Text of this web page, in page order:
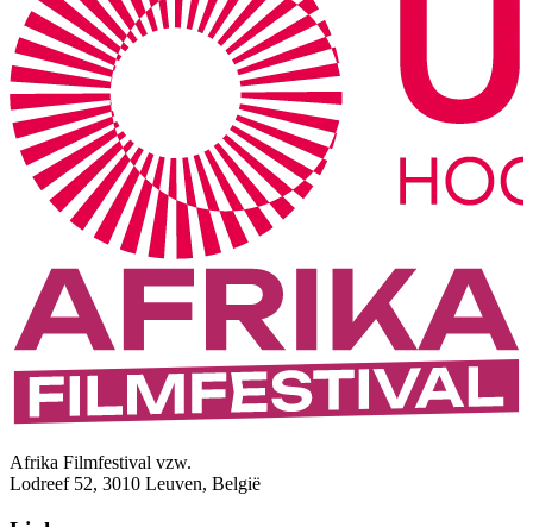
Afrika Filmfestival vzw.
Lodreef 52, 3010 Leuven, België